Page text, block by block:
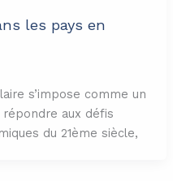
les pays en
s’impose comme un
aux défis
du 21ème siècle,